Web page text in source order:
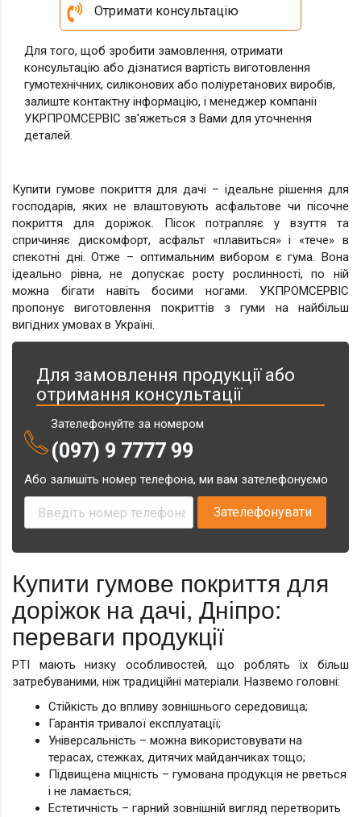
Отримати консультацію
Для того, щоб зробити замовлення, отримати
консультацію або дізнатися вартість виготовлення
гумотехнічних, силіконових або поліуретанових виробів,
залиште контактну інформацію, і менеджер компанії
УКРПРОМСЕРВІС зв'яжеться з Вами для уточнення
деталей.
Купити гумове покриття для дачі – ідеальне рішення для
господарів, яких не влаштовують асфальтове чи пісочне
покриття для доріжок. Пісок потрапляє у взуття та
спричиняє дискомфорт, асфальт «плавиться» і «тече» в
спекотні дні. Отже – оптимальним вибором є гума. Вона
ідеально рівна, не допускає росту рослинності, по ній
можна бігати навіть босими ногами. УКПРОМСЕРВІС
пропонує виготовлення покриттів з гуми на найбільш
вигідних умовах в Україні.
Для замовлення продукції або
отримання консультації
Зателефонуйте за номером
(097) 9 7777 99
Або залишіть номер телефона, ми вам зателефонуємо
Купити гумове покриття для
доріжок на дачі, Дніпро:
переваги продукції
РТІ мають низку особливостей, що роблять їх більш
затребуваними, ніж традиційні матеріали. Назвемо головні:
Стійкість до впливу зовнішнього середовища;
Гарантія тривалої експлуатації;
Універсальність – можна використовувати на
терасах, стежках, дитячих майданчиках тощо;
Підвищена міцність – гумована продукція не рветься
і не ламається;
Естетичність – гарний зовнішній вигляд перетворить